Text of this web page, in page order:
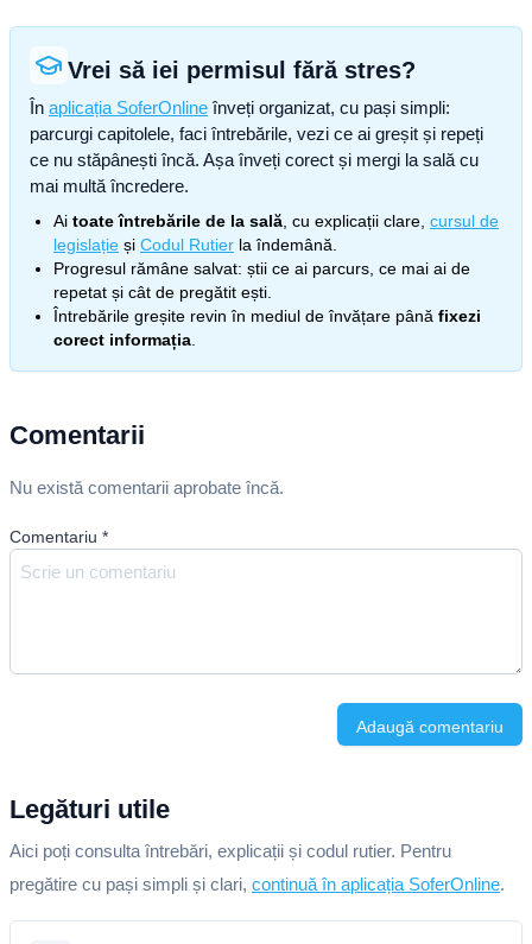
Vrei să iei permisul fără stres?
În aplicația SoferOnline înveți organizat, cu pași simpli:
parcurgi capitolele, faci întrebările, vezi ce ai greșit și repeți
ce nu stăpânești încă. Așa înveți corect și mergi la sală cu
mai multă încredere.
Ai toate întrebările de la sală , cu explicații clare, cursul de
legislație și Codul Rutier la îndemână.
Progresul rămâne salvat: știi ce ai parcurs, ce mai ai de
repetat și cât de pregătit ești.
Întrebările greșite revin în mediul de învățare până fixezi
corect informația
Comentarii
Nu există comentarii aprobate încă.
Comentariu *
Adaugă comentariu
Legături utile
Aici poți consulta întrebări, explicații și codul rutier. Pentru
pregătire cu pași simpli și clari, continuă în aplicația SoferOnline.